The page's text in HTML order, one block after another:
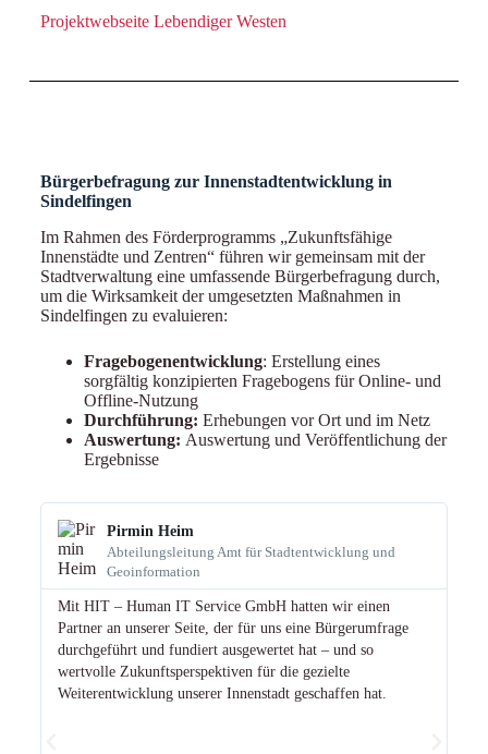
Projektwebseite Lebendiger Westen
Bürgerbefragung zur Innenstadtentwicklung in
Sindelfingen
Im Rahmen des Förderprogramms „Zukunftsfähige
Innenstädte und Zentren“ führen wir gemeinsam mit der
Stadtverwaltung eine umfassende Bürgerbefragung durch,
um die Wirksamkeit der umgesetzten Maßnahmen in
Sindelfingen zu evaluieren:
Fragebogenentwicklung: Erstellung eines
sorgfältig konzipierten Fragebogens für Online- und
Offline-Nutzung
Durchführung: Erhebungen vor Ort und im Netz
Auswertung: Auswertung und Veröffentlichung der
Ergebnisse
Pirmin Heim
Abteilungsleitung Amt für Stadtentwicklung und
Geoinformation
Mit HIT – Human IT Service GmbH hatten wir einen
Partner an unserer Seite, der für uns eine Bürgerumfrage
durchgeführt und fundiert ausgewertet hat – und so
wertvolle Zukunftsperspektiven für die gezielte
Weiterentwicklung unserer Innenstadt geschaffen hat.